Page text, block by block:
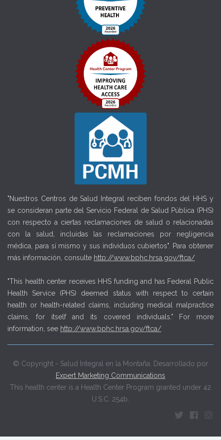
"Nuestros Centros de Salud Integral reciben fondos del HHS y
se consideran parte del Servicio Federal de Salud Pública (PHS)
con respecto a ciertas reclamaciones de salud o relacionadas
con la salud, incluidas las reclamaciones por negligencia
médica, para sí mismo y sus individuos cubiertos". Para obtener
más información, consulte http://www.bphc.hrsa.gov/ftca/
"This health center receives HHS funding and has Federal Public
Health Service (PHS) deemed status with respect to certain
health or health-related claims, including medical malpractice
claims, for itself and its covered individuals." For more
information, see http://www.bphc.hrsa.gov/ftca/
© Copyright - Salud Integral en la Montaña. Desarrollado por
Expert Marketing Communications
This health center is a Health Center Program granted under 42
U.S.C. 254b.